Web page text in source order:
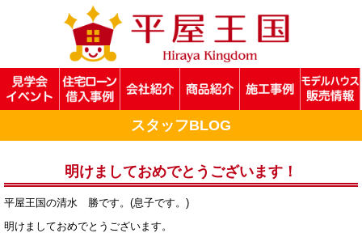
スタッフBLOG
明けましておめでとうございます！
平屋王国の清水 勝です。(息子です。)
明けましておめでとうございます。